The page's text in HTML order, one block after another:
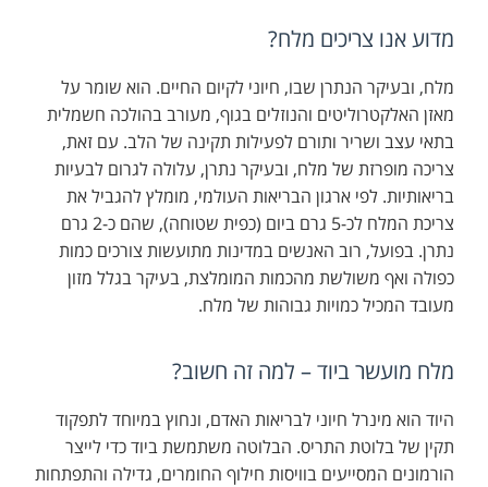
מדוע אנו צריכים מלח?
מלח, ובעיקר הנתרן שבו, חיוני לקיום החיים. הוא שומר על
מאזן האלקטרוליטים והנוזלים בגוף, מעורב בהולכה חשמלית
בתאי עצב ושריר ותורם לפעילות תקינה של הלב. עם זאת,
צריכה מופרזת של מלח, ובעיקר נתרן, עלולה לגרום לבעיות
בריאותיות. לפי ארגון הבריאות העולמי, מומלץ להגביל את
צריכת המלח לכ-5 גרם ביום (כפית שטוחה), שהם כ-2 גרם
נתרן. בפועל, רוב האנשים במדינות מתועשות צורכים כמות
כפולה ואף משולשת מהכמות המומלצת, בעיקר בגלל מזון
מעובד המכיל כמויות גבוהות של מלח.
מלח מועשר ביוד – למה זה חשוב?
היוד הוא מינרל חיוני לבריאות האדם, ונחוץ במיוחד לתפקוד
תקין של בלוטת התריס. הבלוטה משתמשת ביוד כדי לייצר
הורמונים המסייעים בוויסות חילוף החומרים, גדילה והתפתחות